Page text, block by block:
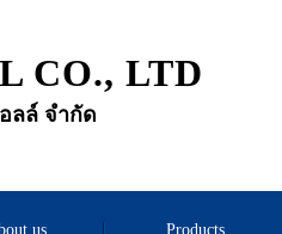
CO., LTD
ลล์ จำกัด
us Products